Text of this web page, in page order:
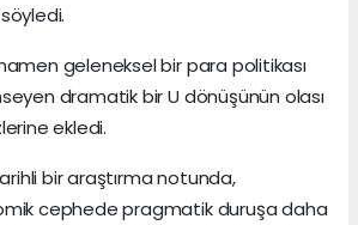
geleneksel bir para politikası
dramatik bir U dönüşünün olası
ekledi.
bir araştırma notunda,
cephede pragmatik duruşa daha